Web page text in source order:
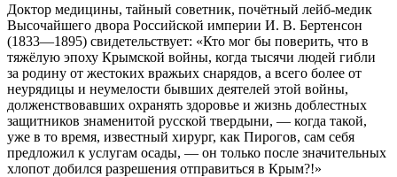
Доктор медицины, тайный советник, почëтный лейб-медик
Высочайшего двора Российской империи И. В. Бертенсон
(1833—1895) свидетельствует: «Кто мог бы поверить, что в
тяжёлую эпоху Крымской войны, когда тысячи людей гибли
за родину от жестоких вражьих снарядов, а всего более от
неурядицы и неумелости бывших деятелей этой войны,
долженствовавших охранять здоровье и жизнь доблестных
защитников знаменитой русской твердыни, — когда такой,
уже в то время, известный хирург, как Пирогов, сам себя
предложил к услугам осады, — он только после значительных
хлопот добился разрешения отправиться в Крым?!»